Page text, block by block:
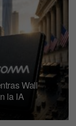
Wall
la IA